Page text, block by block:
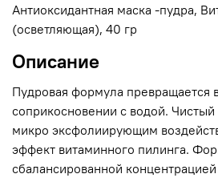
Антиоксидантная маска -пудра,
(осветляющая), 40 гр
Описание
Пудровая формула превращается
соприкосновении с водой.
микро эксфолиирующим
эффект витаминного пилинга.
сбалансированной